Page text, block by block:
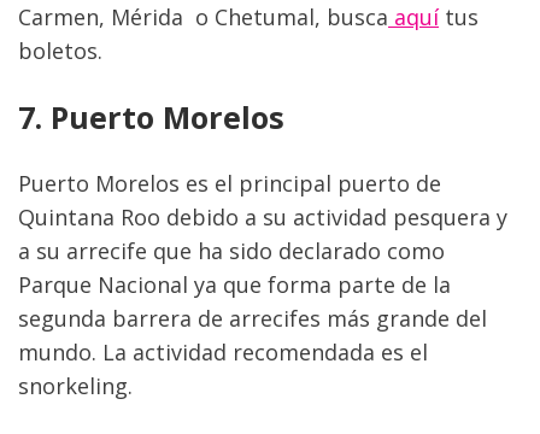
Carmen, Mérida  o Chetumal, busca aquí tus
boletos.
7. Puerto Morelos
Puerto Morelos es el principal puerto de
Quintana Roo debido a su actividad pesquera y
a su arrecife que ha sido declarado como
Parque Nacional ya que forma parte de la
segunda barrera de arrecifes más grande del
mundo. La actividad recomendada es el
snorkeling.